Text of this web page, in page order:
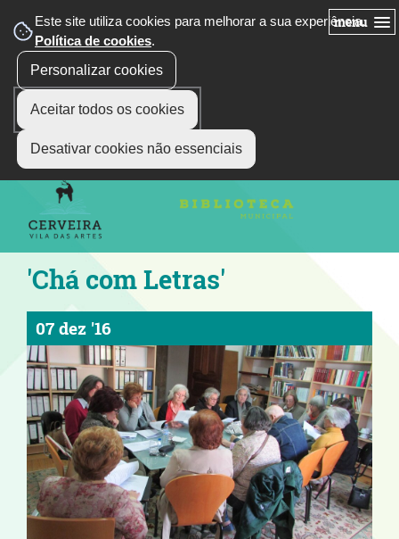
Este site utiliza cookies para melhorar a sua experiência.
Política de cookies.
Personalizar cookies
Aceitar todos os cookies
Desativar cookies não essenciais
menu
Select Language ▼
'Chá com Letras'
07 dez '16